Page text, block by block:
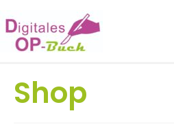
Inhalt
springen
Shop